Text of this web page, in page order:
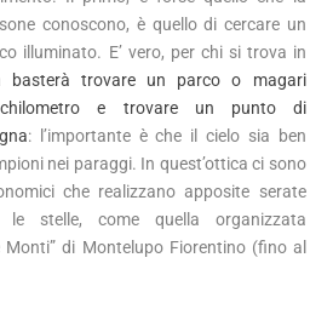
conoscono, è quello di cercare un
illuminato. E’ vero, per chi si trova in
basterà trovare un parco o magari
chilometro e trovare un punto di
: l’importante è che il cielo sia ben
nei paraggi. In quest’ottica ci sono
che realizzano apposite serate
le stelle, come quella organizzata
Monti” di Montelupo Fiorentino (fino al